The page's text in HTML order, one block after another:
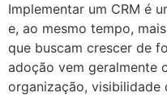
Implementar um CRM é
e, ao mesmo tempo,
que buscam crescer de
adoção vem geralmente
organização,